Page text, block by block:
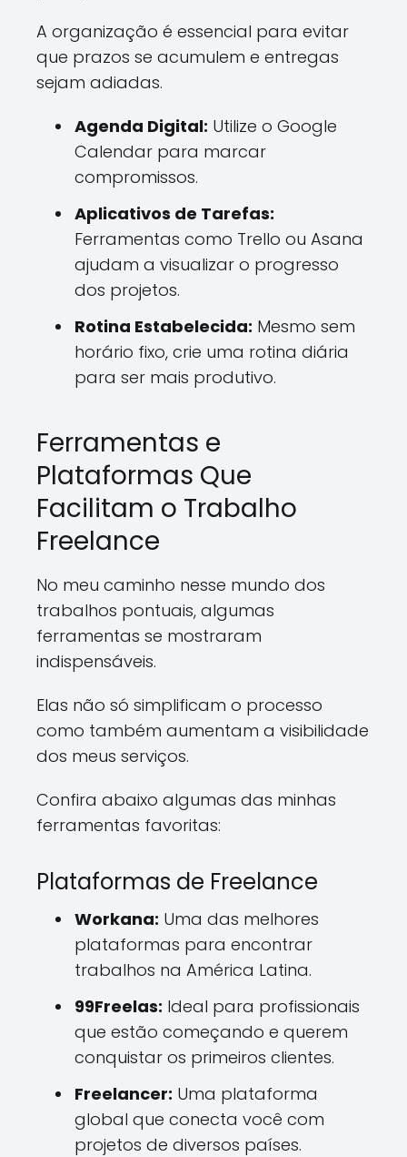
A organização é essencial para evitar
que prazos se acumulem e entregas
sejam adiadas.
Agenda Digital: Utilize o Google
Calendar para marcar
compromissos.
Aplicativos de Tarefas:
Ferramentas como Trello ou Asana
ajudam a visualizar o progresso
dos projetos.
Rotina Estabelecida: Mesmo sem
horário fixo, crie uma rotina diária
para ser mais produtivo.
Ferramentas e
Plataformas Que
Facilitam o Trabalho
Freelance
No meu caminho nesse mundo dos
trabalhos pontuais, algumas
ferramentas se mostraram
indispensáveis.
Elas não só simplificam o processo
como também aumentam a visibilidade
dos meus serviços.
Confira abaixo algumas das minhas
ferramentas favoritas:
Plataformas de Freelance
Workana: Uma das melhores
plataformas para encontrar
trabalhos na América Latina.
99Freelas: Ideal para profissionais
que estão começando e querem
conquistar os primeiros clientes.
Freelancer: Uma plataforma
global que conecta você com
projetos de diversos países.